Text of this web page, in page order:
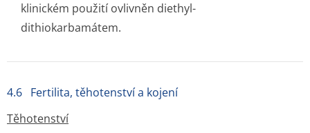
klinickém použití ovlivněn diethyl-
dithiokarbamátem.
4.6 Fertilita, těhotenství a kojení
Těhotenství